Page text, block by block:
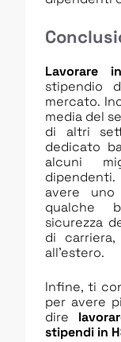
Lavorare
stipendio
mercato.
media del
di altri
dedicato
alcuni
avere
qualche
sicurezza
di
all’estero.
Infine, ti
per avere
dire
stipendi in